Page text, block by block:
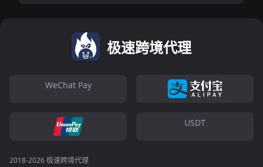
极速跨境代理
WeChat Pay
USDT
2018-2026 极速跨境代理